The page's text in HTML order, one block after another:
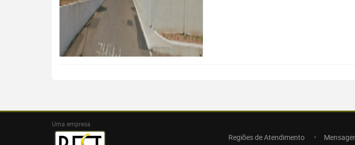
Uma empresa
Regiões de Atendimento